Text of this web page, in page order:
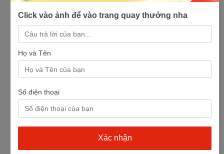
Click vào ảnh để vào trang quay thưởng nha
Họ và Tên
Số điện thoại